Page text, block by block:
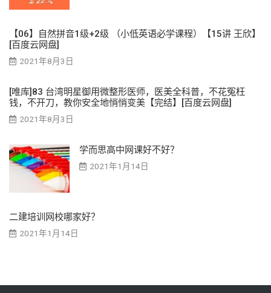
【06】自然拼音1级+2级 （小低英语必学课程）【15讲 王欣】
[百度云网盘]
2021年8月3日
[唯库]83 台湾明星御用微整形医师，医美全科普，不花冤枉
钱，不开刀，教你安全地悄悄变美【完结】[百度云网盘]
2021年8月3日
学而思高中网课好不好？
2021年1月14日
二建培训网校哪家好？
2021年1月14日